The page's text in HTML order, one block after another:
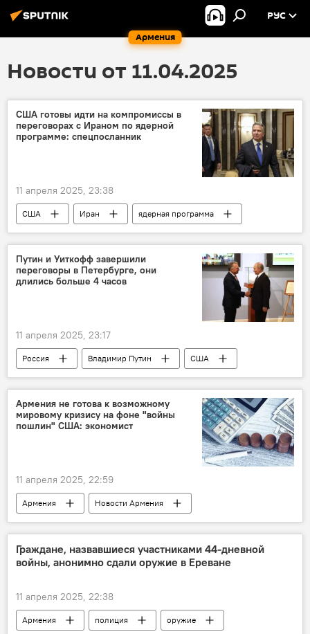
Армения
РУС
Новости от 11.04.2025
США готовы идти на компромиссы в
переговорах с Ираном по ядерной
программе: спецпосланник
11 апреля 2025, 23:38
США Иран
ядерная программа
В мире
Путин и Уиткофф завершили
переговоры в Петербурге, они
длились больше 4 часов
11 апреля 2025, 23:17
Россия Владимир Путин
США
Стив Уиткофф
Армения не готова к возможному
мировому кризису на фоне "войны
пошлин" США: экономист
11 апреля 2025, 22:59
Армения
Новости Армения
Аналитика
Экономика
ВВП
Граждане, назвавшиеся участниками 44-дневной
войны, анонимно сдали оружие в Ереване
11 апреля 2025, 22:38
Армения полиция
оружие